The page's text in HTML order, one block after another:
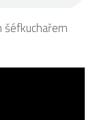
šéfkuchařem